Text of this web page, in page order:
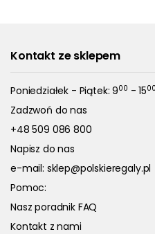
Kontakt ze sklepem
Poniedziałek - Piątek: 900 - 1500
Zadzwoń do nas
+48 509 086 800
Napisz do nas
e-mail: sklep@polskieregaly.pl
Pomoc:
Nasz poradnik FAQ
Kontakt z nami